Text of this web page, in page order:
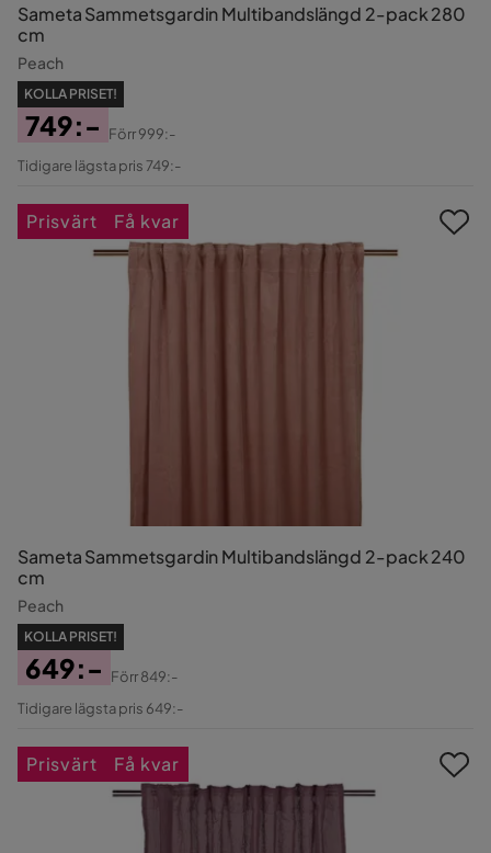
Sameta Sammetsgardin Multibandslängd 2-pack 280
cm
Peach
KOLLA PRISET!
Pris
749:-
Original
Förr999:-
Tidigare lägsta pris 749:-
Sameta Sammetsgardin Multibandslängd 2-pack 240
cm
Peach
KOLLA PRISET!
Pris
649:-
Original
Förr849:-
Tidigare lägsta pris 649:-
Prisvärt Få kvar
Prisvärt Få kvar